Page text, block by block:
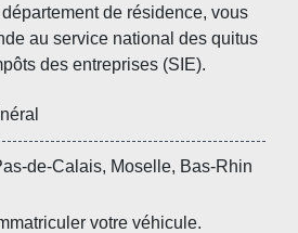
de résidence, vous
au service national des quitus
des entreprises (SIE).
de-Calais, Moselle, Bas-Rhin
votre véhicule.